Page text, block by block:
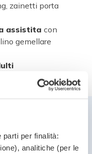
per finalità:
analitiche (per le
zainetti porta
assistita con
gemellare
settimanali.